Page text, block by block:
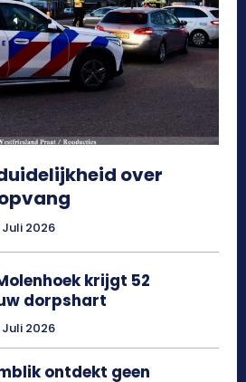
over
2026
krijgt 52
dorpshart
2026
ontdekt geen